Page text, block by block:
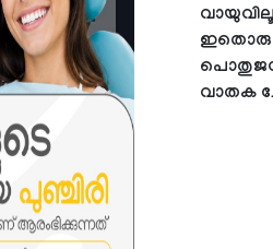
ഇതൊരു
വാതക